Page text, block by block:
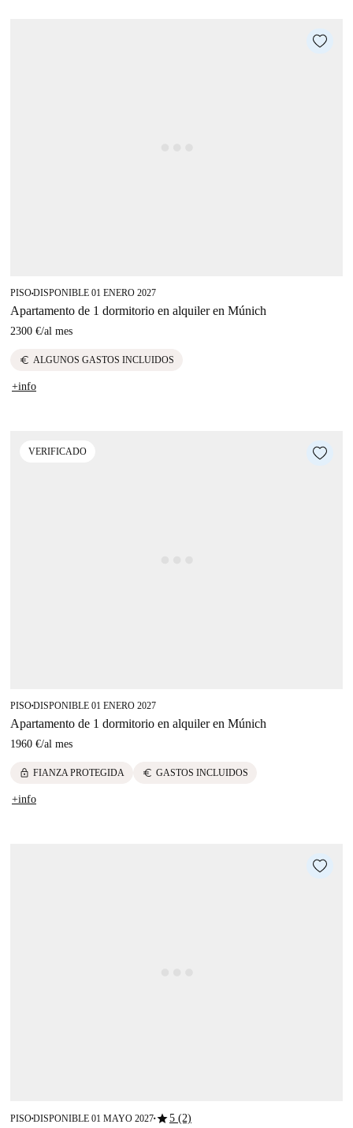
PISO■DISPONIBLE 01 ENERO 2027
Apartamento de 1 dormitorio en alquiler en Múnich
2300 €/al mes
euro ALGUNOS GASTOS INCLUIDOS
+info
VERIFICADO
PISO■DISPONIBLE 01 ENERO 2027
Apartamento de 1 dormitorio en alquiler en Múnich
1960 €/al mes
lock FIANZA PROTEGIDA euro GASTOS INCLUIDOS
+info
PISO■DISPONIBLE 01 MAYO 2027■star5 (2)